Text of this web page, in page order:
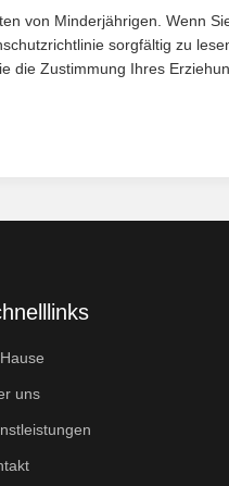
von Minderjährigen. Wenn
sorgfältig zu
die Zustimmung Ihres
uns